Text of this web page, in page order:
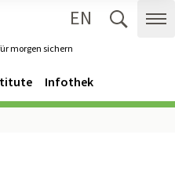
morgen sichern
EN
Infothek